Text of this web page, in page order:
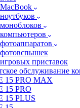
приставок
обслуживание
15 PRO MAX
15 PRO
15 PLUS